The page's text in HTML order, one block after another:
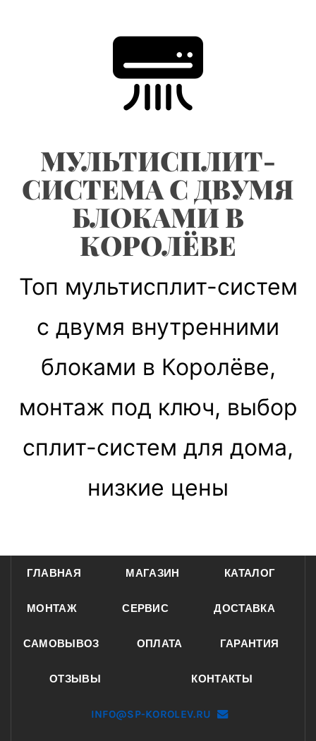
МУЛЬТИСПЛИТ-
СИСТЕМА С ДВУМЯ
БЛОКАМИ В
КОРОЛЁВЕ
Топ мультисплит-систем
с двумя внутренними
блоками в Королёве,
монтаж под ключ, выбор
сплит-систем для дома,
низкие цены
ГЛАВНАЯ МАГАЗИН КАТАЛОГ
МОНТАЖ СЕРВИС ДОСТАВКА
САМОВЫВОЗ ОПЛАТА ГАРАНТИЯ
ОТЗЫВЫ КОНТАКТЫ
INFO@SP-KOROLEV.RU